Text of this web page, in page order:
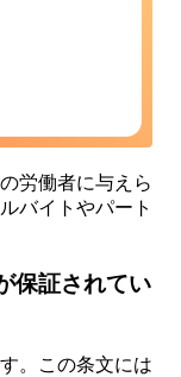
労働者に与えら
バイトやパート
保証されてい
。この条文には